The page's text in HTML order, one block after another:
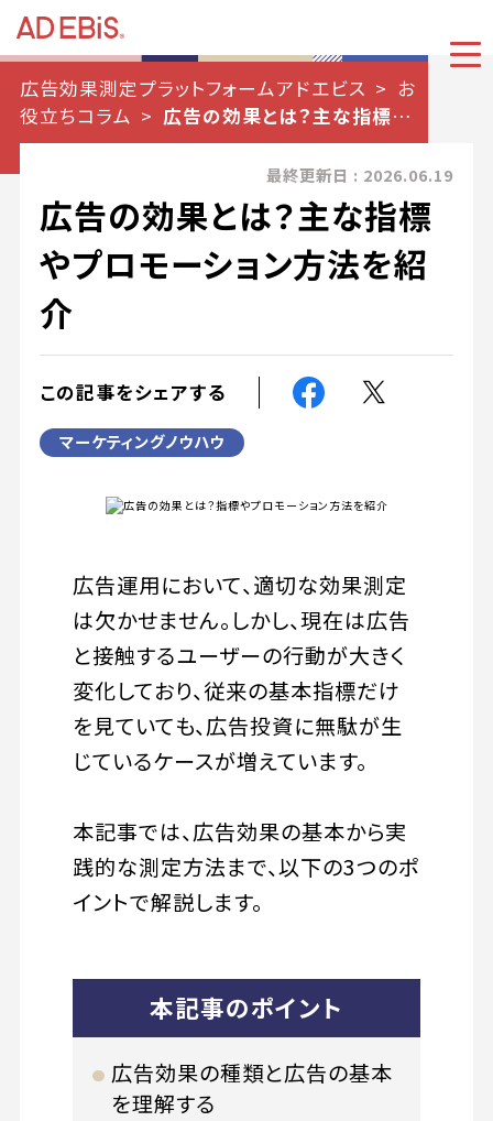
広告効果測定プラットフォームアドエビス
お
役立ちコラム
広告の効果とは？主な指標や
プロモーション方法を紹介
最終更新日 : 2026.06.19
広告の効果とは？主な指標
やプロモーション方法を紹
介
この記事をシェアする
マーケティングノウハウ
広告運用において、適切な効果測定
は欠かせません。しかし、現在は広告
と接触するユーザーの行動が大きく
変化しており、従来の基本指標だけ
を見ていても、広告投資に無駄が生
じているケースが増えています。
本記事では、広告効果の基本から実
践的な測定方法まで、以下の3つのポ
イントで解説します。
本記事のポイント
広告効果の種類と広告の基本
を理解する